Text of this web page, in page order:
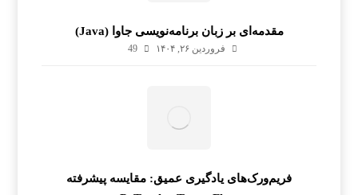
مقدمه‌ای بر زبان برنامه‌نویسی جاوا (Java)
فروردین ۲۶, ۱۴۰۴ 49
فریم‌ورک‌های یادگیری عمیق: مقایسه پیشرفته